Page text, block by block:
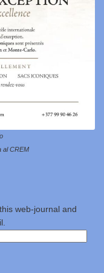
al CREM
web-journal and